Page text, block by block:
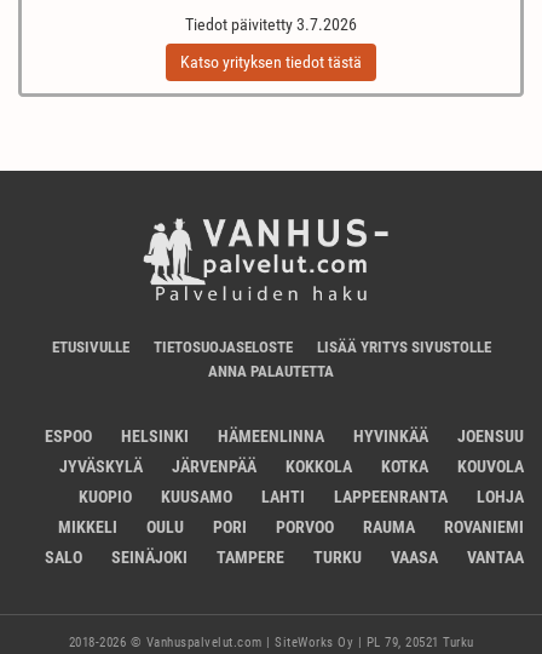
Tiedot päivitetty 3.7.2026
Katso yrityksen tiedot tästä
ETUSIVULLE TIETOSUOJASELOSTE
LISÄÄ YRITYS SIVUSTOLLE
ANNA PALAUTETTA
ESPOO HELSINKI HÄMEENLINNA HYVINKÄÄ
JOENSUU
JYVÄSKYLÄ
JÄRVENPÄÄ KOKKOLA KOTKA
KOUVOLA
KUOPIO
KUUSAMO LAHTI LAPPEENRANTA
LOHJA
MIKKELI
OULU PORI PORVOO RAUMA
ROVANIEMI
SALO
SEINÄJOKI TAMPERE TURKU VAASA VANTAA
2018-2026 © Vanhuspalvelut.com | SiteWorks Oy | PL 79, 20521 Turku